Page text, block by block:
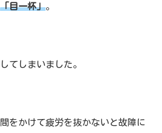
「目一杯」。
てしまいました。
をかけて疲労を抜かないと故障に